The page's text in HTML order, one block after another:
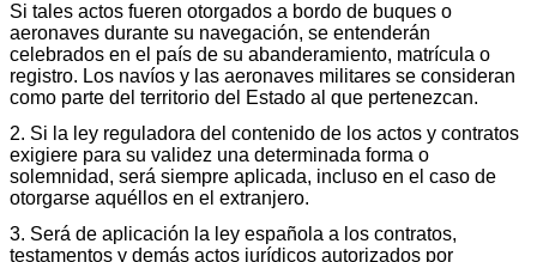
Si tales actos fueren otorgados a bordo de buques o
aeronaves durante su navegación, se entenderán
celebrados en el país de su abanderamiento, matrícula o
registro. Los navíos y las aeronaves militares se consideran
como parte del territorio del Estado al que pertenezcan.
2. Si la ley reguladora del contenido de los actos y contratos
exigiere para su validez una determinada forma o
solemnidad, será siempre aplicada, incluso en el caso de
otorgarse aquéllos en el extranjero.
3. Será de aplicación la ley española a los contratos,
testamentos y demás actos jurídicos autorizados por